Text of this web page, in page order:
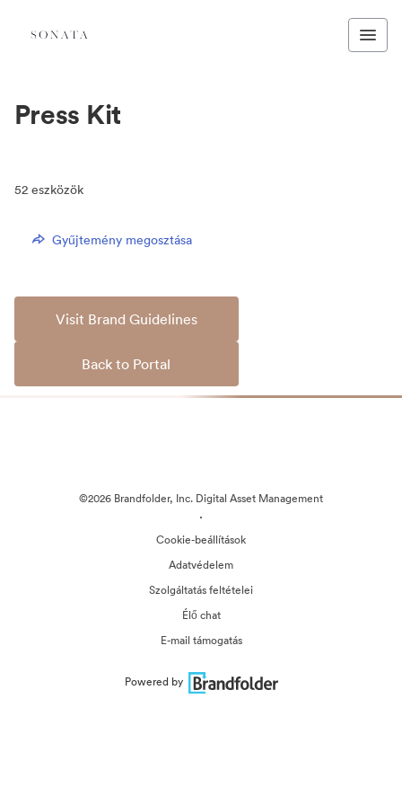
Press Kit
52 eszközök
Gyűjtemény megosztása
Visit Brand Guidelines
Back to Portal
©2026 Brandfolder, Inc. Digital Asset Management
·
Cookie-beállítások
Adatvédelem
Szolgáltatás feltételei
Élő chat
E-mail támogatás
Powered by